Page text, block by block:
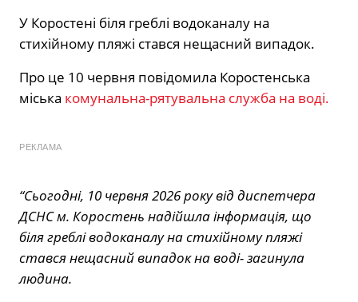
У Коростені біля греблі водоканалу на
стихійному пляжі стався нещасний випадок.
Про це 10 червня повідомила Коростенська
міська комунальна-рятувальна служба на воді.
РЕКЛАМА
“Сьогодні, 10 червня 2026 року від диспетчера
ДСНС м. Коростень надійшла інформація, що
біля греблі водоканалу на стихійному пляжі
стався нещасний випадок на воді- загинула
людина.